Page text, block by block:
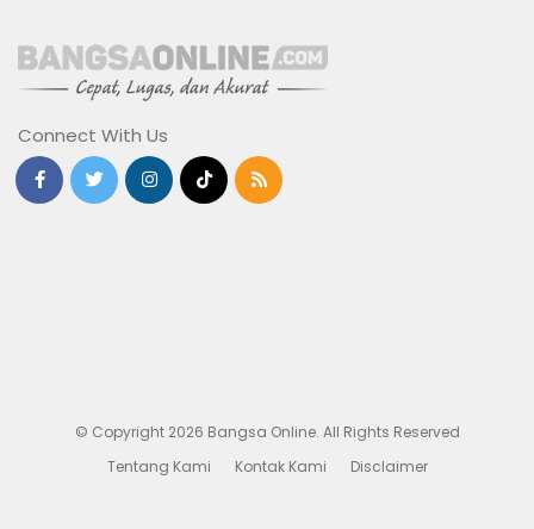
Connect With Us
© Copyright 2026 Bangsa Online. All Rights Reserved
Tentang Kami
Kontak Kami Disclaimer